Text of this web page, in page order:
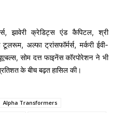
झावेरी क्रेडिट्स एंड कैपिटल, श्री
टूलरूम, अल्फा ट्रांसफॉर्मर्स, मर्करी ईवी-
सोम दत्त फाइनेंस कॉरपोरेशन ने भी
के बीच बढ़त हासिल की।
Alpha Transformers